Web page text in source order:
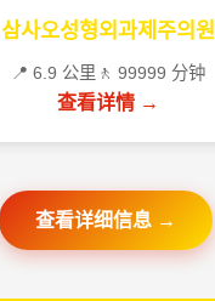
삼사오성형외과제주의원
📍 6.9 公里 🚶 99999 分钟
查看详情 →
查看详细信息 →